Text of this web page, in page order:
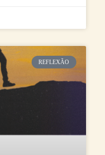
REFLEXÃO